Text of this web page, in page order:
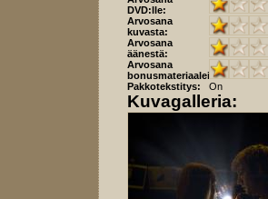
DVD:lle:
Arvosana
kuvasta:
Arvosana
äänestä:
Arvosana
bonusmateriaaleista:
Pakkotekstitys:
On
Kuvagalleria: